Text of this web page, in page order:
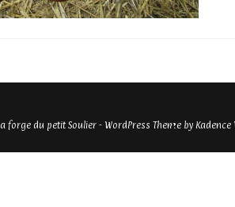
forge du petit Soulier - WordPress Theme by Kadence